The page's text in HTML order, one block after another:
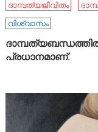
ദാമ്പത്യജീവിതം
വിശ്വാസം
പ്രധാനമാണ്.